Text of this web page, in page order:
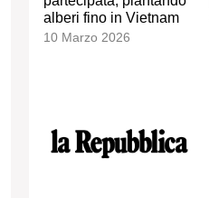
alberi fino in Vietnam
10 Marzo 2026